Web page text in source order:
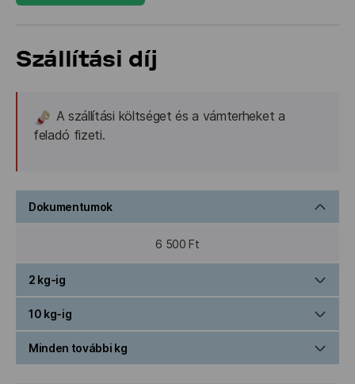
Szállítási díj
A szállítási költséget és a vámterheket a
feladó fizeti.
Dokumentumok
6 500 Ft
2 kg-ig
10 kg-ig
Minden további kg